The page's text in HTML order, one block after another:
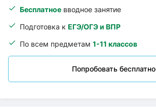
Бесплатное вводное занятие
Подготовка к ЕГЭ/ОГЭ и ВПР
По всем предметам 1-11 классов
Попробовать бесплатно